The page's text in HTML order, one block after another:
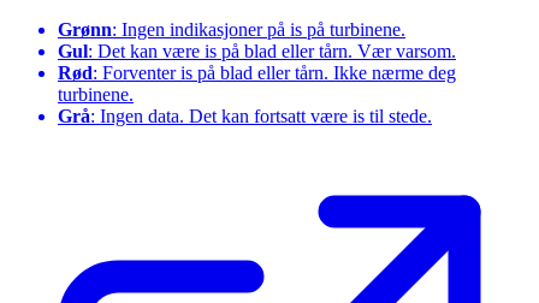
Grønn: Ingen indikasjoner på is på turbinene.
Gul: Det kan være is på blad eller tårn. Vær varsom.
Rød: Forventer is på blad eller tårn. Ikke nærme deg
turbinene.
Grå: Ingen data. Det kan fortsatt være is til stede.